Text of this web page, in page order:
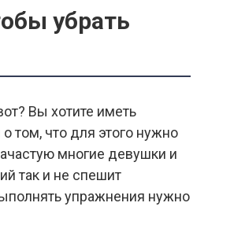
убрать
Вы хотите иметь
том, что для этого нужно
многие девушки и
так и не спешит
упражнения нужно